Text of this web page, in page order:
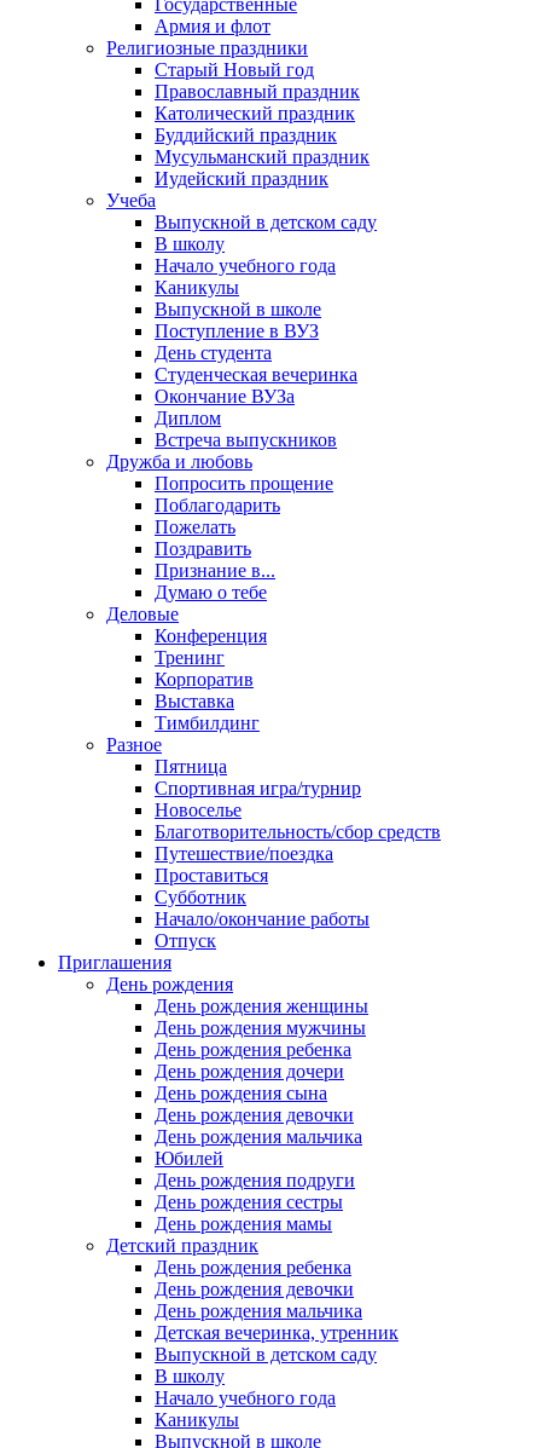
Государственные
Армия и флот
Религиозные праздники
Старый Новый год
Православный праздник
Католический праздник
Буддийский праздник
Мусульманский праздник
Иудейский праздник
Учеба
Выпускной в детском саду
В школу
Начало учебного года
Каникулы
Выпускной в школе
Поступление в ВУЗ
День студента
Студенческая вечеринка
Окончание ВУЗа
Диплом
Встреча выпускников
Дружба и любовь
Попросить прощение
Поблагодарить
Пожелать
Поздравить
Признание в...
Думаю о тебе
Деловые
Конференция
Тренинг
Корпоратив
Выставка
Тимбилдинг
Разное
Пятница
Спортивная игра/турнир
Новоселье
Благотворительность/сбор средств
Путешествие/поездка
Проставиться
Субботник
Начало/окончание работы
Отпуск
Приглашения
День рождения
День рождения женщины
День рождения мужчины
День рождения ребенка
День рождения дочери
День рождения сына
День рождения девочки
День рождения мальчика
Юбилей
День рождения подруги
День рождения сестры
День рождения мамы
Детский праздник
День рождения ребенка
День рождения девочки
День рождения мальчика
Детская вечеринка, утренник
Выпускной в детском саду
В школу
Начало учебного года
Каникулы
Выпускной в школе